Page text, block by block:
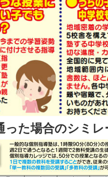
た場合のシミ